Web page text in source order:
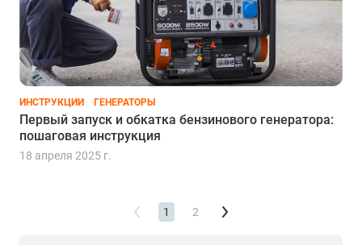
ИНСТРУКЦИИ ГЕНЕРАТОРЫ
Первый запуск и обкатка бензинового генератора:
пошаговая инструкция
18 апреля 2025 г.
1 2